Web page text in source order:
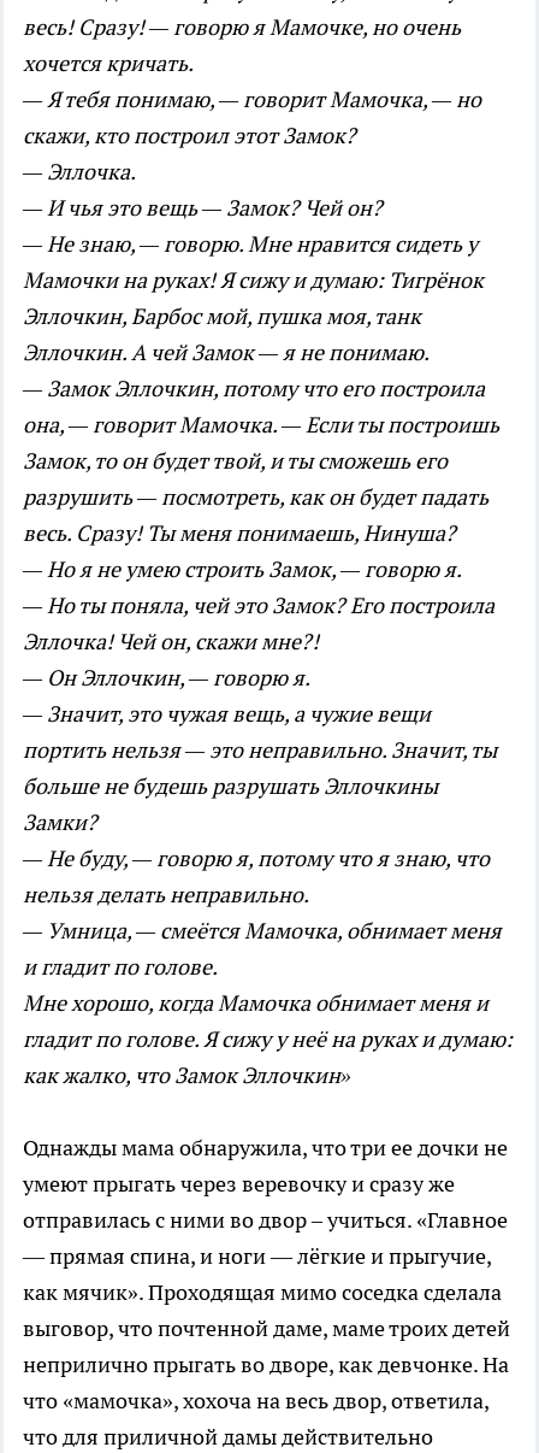
весь! Сразу! — говорю я Мамочке, но очень
хочется кричать.
— Я тебя понимаю, — говорит Мамочка, — но
скажи, кто построил этот Замок?
— Эллочка.
— И чья это вещь — Замок? Чей он?
— Не знаю, — говорю. Мне нравится сидеть у
Мамочки на руках! Я сижу и думаю: Тигрёнок
Эллочкин, Барбос мой, пушка моя, танк
Эллочкин. А чей Замок — я не понимаю.
— Замок Эллочкин, потому что его построила
она, — говорит Мамочка. — Если ты построишь
Замок, то он будет твой, и ты сможешь его
разрушить — посмотреть, как он будет падать
весь. Сразу! Ты меня понимаешь, Нинуша?
— Но я не умею строить Замок, — говорю я.
— Но ты поняла, чей это Замок? Его построила
Эллочка! Чей он, скажи мне?!
— Он Эллочкин, — говорю я.
— Значит, это чужая вещь, а чужие вещи
портить нельзя — это неправильно. Значит, ты
больше не будешь разрушать Эллочкины
Замки?
— Не буду, — говорю я, потому что я знаю, что
нельзя делать неправильно.
— Умница, — смеётся Мамочка, обнимает меня
и гладит по голове.
Мне хорошо, когда Мамочка обнимает меня и
гладит по голове. Я сижу у неё на руках и думаю:
как жалко, что Замок Эллочкин»
Однажды мама обнаружила, что три ее дочки не
умеют прыгать через веревочку и сразу же
отправилась с ними во двор – учиться. «Главное
— прямая спина, и ноги — лёгкие и прыгучие,
как мячик». Проходящая мимо соседка сделала
выговор, что почтенной даме, маме троих детей
неприлично прыгать во дворе, как девчонке. На
что «мамочка», хохоча на весь двор, ответила,
что для приличной дамы действительно